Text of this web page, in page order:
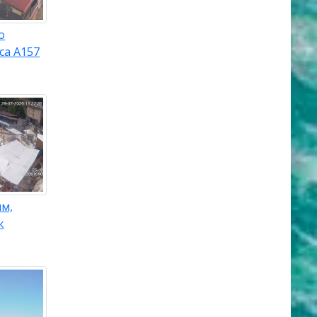
A157